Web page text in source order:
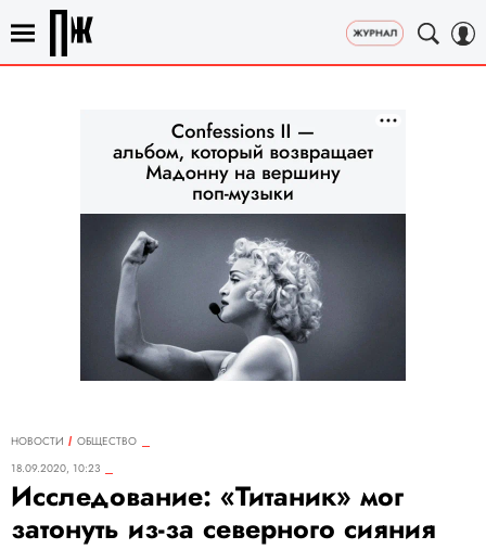
НОВОСТИ
ОБЩЕСТВО
18.09.2020, 10:23
Исследование: «Титаник» мог
затонуть из-за северного сияния